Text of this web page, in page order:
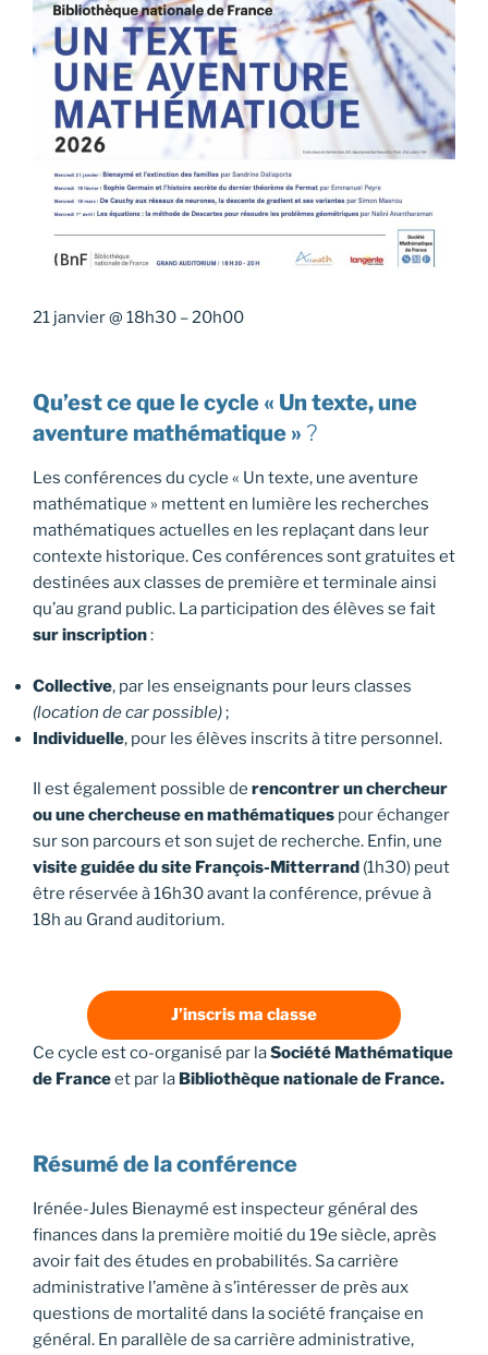
21 janvier@ 18h30 – 20h00
Qu’est ce que le cycle « Un texte, une
aventure mathématique » ?
Les conférences du cycle « Un texte, une aventure
mathématique » mettent en lumière les recherches
mathématiques actuelles en les replaçant dans leur
contexte historique. Ces conférences sont gratuites et
destinées aux classes de première et terminale ainsi
qu’au grand public. La participation des élèves se fait
sur inscription:
Collective, par les enseignants pour leurs classes
(location de car possible);
Individuelle, pour les élèves inscrits à titre personnel.
Il est également possible de rencontrer un chercheur
ou une chercheuse en mathématiques pour échanger
sur son parcours et son sujet de recherche. Enfin, une
visite guidée du site François-Mitterrand (1h30) peut
être réservée à 16h30 avant la conférence, prévue à
18h au Grand auditorium.
J’inscris ma classe
Ce cycle est co-organisé par laSociété Mathématique
de Franceet par la Bibliothèque nationale de France.
Résumé de la conférence
Irénée-Jules Bienaymé est inspecteur général des
finances dans la première moitié du 19e siècle, après
avoir fait des études en probabilités. Sa carrière
administrative l’amène à s’intéresser de près aux
questions de mortalité dans la société française en
général. En parallèle de sa carrière administrative,